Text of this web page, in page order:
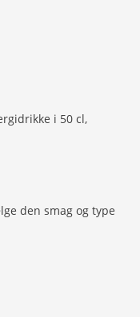
i 50 cl,
den smag og type